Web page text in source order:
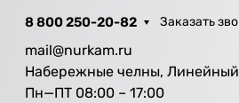
8 800 250-20-82 Заказать
mail@nurkam.ru
Набережные челны,
Пн—ПТ 08:00 – 17:00